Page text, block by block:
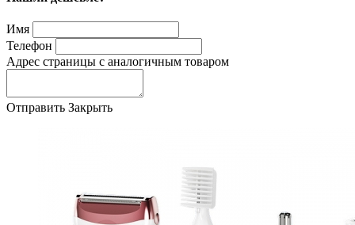
Имя
Телефон
Адрес страницы с аналогичным товаром
Отправить Закрыть